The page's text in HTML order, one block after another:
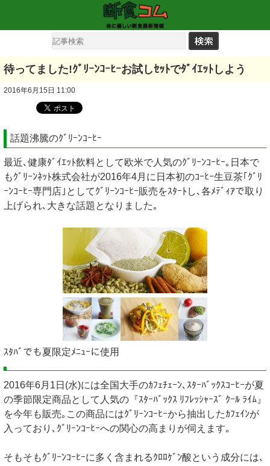
待ってました!ｸﾞﾘｰﾝｺｰﾋｰお試しｾｯﾄでﾀﾞｲｴｯﾄしよう
2016年6月15日 11:00
話題沸騰のｸﾞﾘｰﾝｺｰﾋｰ
最近､健康ﾀﾞｲｴｯﾄ飲料として欧米で人気のｸﾞﾘｰﾝｺｰﾋｰ｡日本で
もｸﾞﾘｰﾝﾈｯﾄ株式会社が2016年4月に日本初のｺｰﾋｰ生豆茶｢ｸﾞﾘ
ｰﾝｺｰﾋｰ専門店｣としてｸﾞﾘｰﾝｺｰﾋｰ販売をｽﾀｰﾄし､各ﾒﾃﾞｨｱで取り
上げられ､大きな話題となりました｡
ｽﾀﾊﾞでも夏限定ﾒﾆｭｰに使用
2016年6月1日(水)には全国大手のｶﾌｪﾁｪｰﾝ､ｽﾀｰﾊﾞｯｸｽｺｰﾋｰが夏
の季節限定商品として人気の『ｽﾀｰﾊﾞｯｸｽ ﾘﾌﾚｯｼｬｰｽﾞ ｸｰﾙ ﾗｲﾑ』
を今年も販売｡この商品にはｸﾞﾘｰﾝｺｰﾋｰから抽出したｶﾌｪｲﾝが
入っており､ｸﾞﾘｰﾝｺｰﾋｰへの関心の高まりが伺えます｡
そもそもｸﾞﾘｰﾝｺｰﾋｰに多く含まれるｸﾛﾛｹﾞﾝ酸という成分には､